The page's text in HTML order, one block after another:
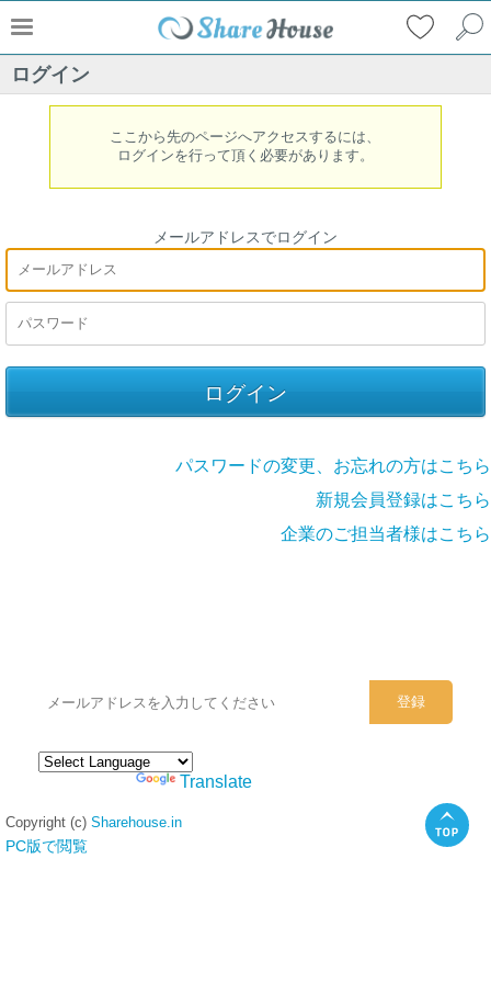
ログイン
ここから先のページへアクセスするには、
ログインを行って頂く必要があります。
メールアドレスでログイン
パスワードの変更、お忘れの方はこちら
新規会員登録はこちら
企業のご担当者様はこちら
Translate
Copyright (c) Sharehouse.in
PC版で閲覧